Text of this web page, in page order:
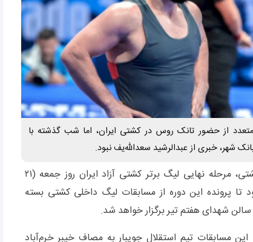
متعدد از حضور تانک روس در کشتی ایران، اما شب گذشته با
شهر، خبری از عبدالرشید سعدالله‌یف نبود.
به گزارش صدای کشتی، مرحله نهایی لیگ برتر کشتی آزاد ایران روز جمعه (۲۱
تا پرونده این دوره از مسابقات لیگ داخلی کشتی بسته
سالن شهدای هفتم تیر برگزار خواهد شد.
این مسابقات تیم استقلال جویبار به مصاف خیبر خرم‌آباد